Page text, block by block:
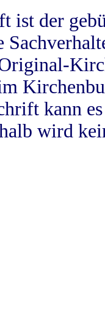
ist der
kann
wird